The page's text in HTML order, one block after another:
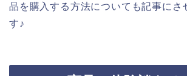
品を購入する方法についても記事にさ
す♪